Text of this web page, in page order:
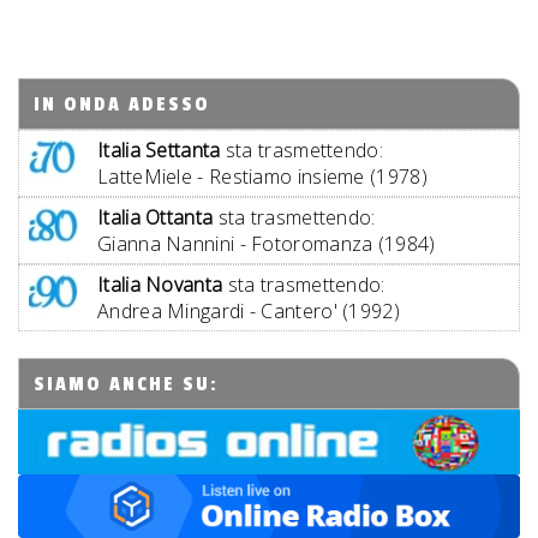
IN ONDA ADESSO
Italia Settanta sta trasmettendo:
LatteMiele - Restiamo insieme (1978)
Italia Ottanta sta trasmettendo:
Gianna Nannini - Fotoromanza (1984)
Italia Novanta sta trasmettendo:
Andrea Mingardi - Cantero' (1992)
SIAMO ANCHE SU: